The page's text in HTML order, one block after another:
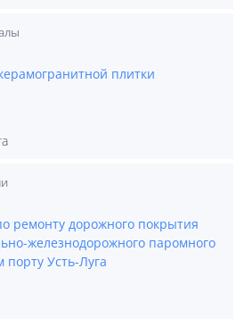
плитки
ремонту дорожного покрытия
железнодорожного паромного
порту Усть-Луга